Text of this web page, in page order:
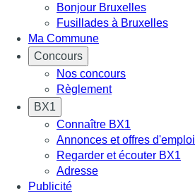
Bonjour Bruxelles
Fusillades à Bruxelles
Ma Commune
Concours
Nos concours
Règlement
BX1
Connaître BX1
Annonces et offres d'emploi
Regarder et écouter BX1
Adresse
Publicité